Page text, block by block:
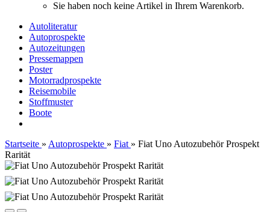
Sie haben noch keine Artikel in Ihrem Warenkorb.
Autoliteratur
Autoprospekte
Autozeitungen
Pressemappen
Poster
Motorradprospekte
Reisemobile
Stoffmuster
Boote
Startseite » Autoprospekte » Fiat » Fiat Uno Autozubehör Prospekt
Rarität